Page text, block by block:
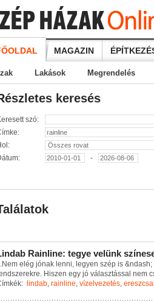
MAGAZIN
Lakások Megrendelés
keresés
szó:
-
indab Rainline: tegye velünk színes
Nem e ég jónak enni, egyen szép is &ndash;
ndszere kre. Hiszen egy jó vá asztássa nem c
lindab, rainline, vízelvezetés,